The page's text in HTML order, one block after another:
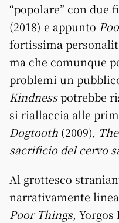
“popolare” con due
(2018) e appunto
fortissima
ma che comunque
problemi un
Kindnesspotrebbe
si riallaccia alle
Dogtooth (2009),
sacrificio del cervo
Al grottesco
narrativamente
Poor Things,